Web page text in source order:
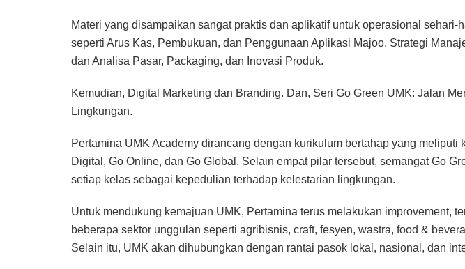
Materi yang disampaikan sangat praktis dan aplikatif untuk operasional sehari-
seperti Arus Kas, Pembukuan, dan Penggunaan Aplikasi Majoo. Strategi
dan Analisa Pasar, Packaging, dan Inovasi Produk.
Kemudian, Digital Marketing dan Branding. Dan, Seri Go Green UMK: Jalan
Lingkungan.
Pertamina UMK Academy dirancang dengan kurikulum bertahap yang meliputi
Digital, Go Online, dan Go Global. Selain empat pilar tersebut, semangat Go
setiap kelas sebagai kepedulian terhadap kelestarian lingkungan.
Untuk mendukung kemajuan UMK, Pertamina terus melakukan improvement,
beberapa sektor unggulan seperti agribisnis, craft, fesyen, wastra, food &
Selain itu, UMK akan dihubungkan dengan rantai pasok lokal, nasional, dan